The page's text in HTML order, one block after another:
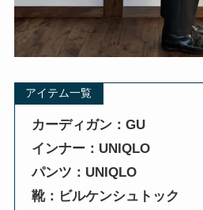
アイテム一覧
カーディガン：GU
インナー：UNIQLO
パンツ：UNIQLO
靴：ビルケンシュトック